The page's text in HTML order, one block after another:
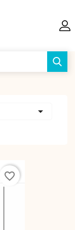

favorite_border